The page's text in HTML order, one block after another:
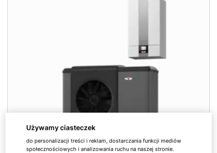
Używamy ciasteczek
do personalizacji treści i reklam, dostarczania funkcji mediów
społecznościowych i analizowania ruchu na naszej stronie.